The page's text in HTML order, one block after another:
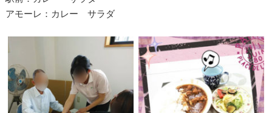
アモーレ：カレー サラダ